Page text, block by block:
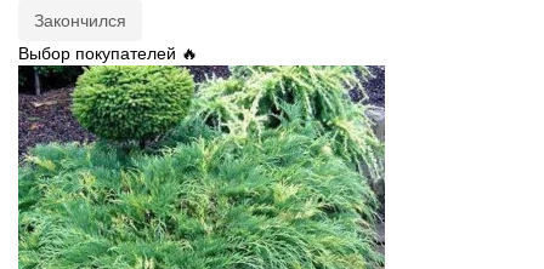
Закончился
Выбор покупателей 🔥